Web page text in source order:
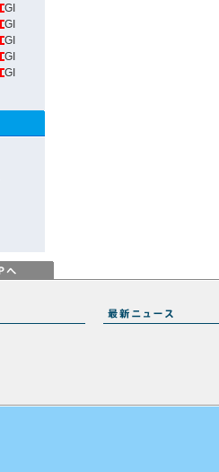
GI
GI
GI
GI
GI